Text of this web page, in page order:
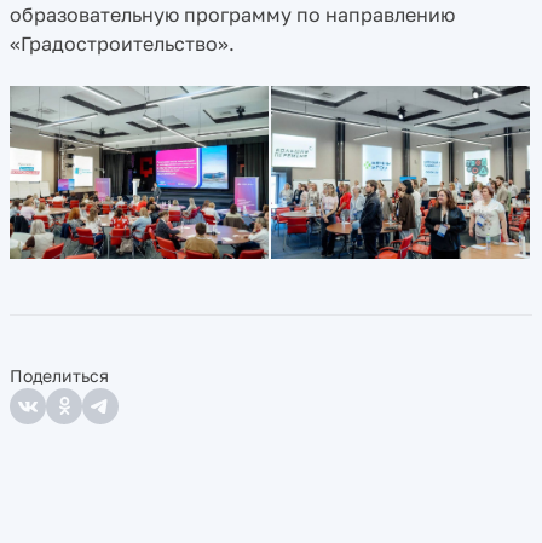
образовательную программу по направлению
«Градостроительство».
Поделиться